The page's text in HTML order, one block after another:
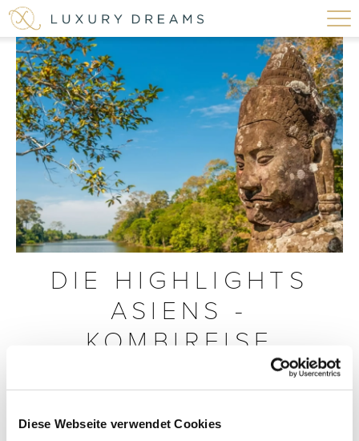
Diese Webseite verwendet Cookies
DIE HIGHLIGHTS
ASIENS -
KOMBIREISE